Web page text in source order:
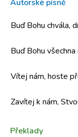
Autorské písně
Buď Bohu chvála,
Buď Bohu všechna
Vítej nám, hoste
Zavítej k nám,
Překlady